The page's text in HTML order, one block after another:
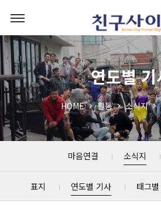
연도별 기
HOME 활동 소식지
마음연결 소식지
표지 연도별 기사 태그